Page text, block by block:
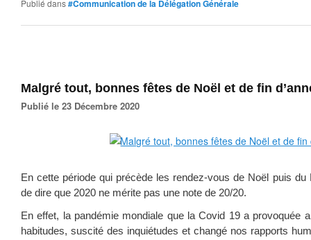
Publié dans#Communication de la Délégation Générale
Malgré tout, bonnes fêtes de Noël et de fin
Publié le 23 Décembre 2020
En cette période qui précède les rendez-vous de Noël puis
de dire que 2020 ne mérite pas une note de 20/20.
En effet, la pandémie mondiale que la Covid 19 a provoquée
habitudes, suscité des inquiétudes et changé nos rapports